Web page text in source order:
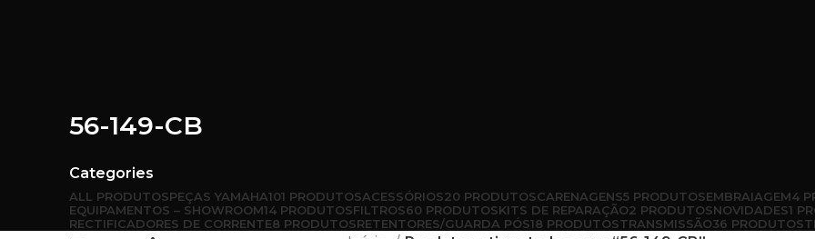
56-149-CB
Categories
ALL PRODUTOSPEÇAS YAMAHA101 PRODUTOSACESSÓRIOS20 PRODUTOSCARENAGENS5 PRODUTOSEMBRAIAGEM4
EQUIPAMENTOS – SHOWROOM14 PRODUTOSFILTROS60 PRODUTOSKITS DE REPARAÇÃO2 PRODUTOSNOVIDADES1
RECTIFICADORES DE CORRENTE8 PRODUTOSRETENTORES/GUARDA PÓS18 PRODUTOSTRANSMISSÃO36 PRODUTOS